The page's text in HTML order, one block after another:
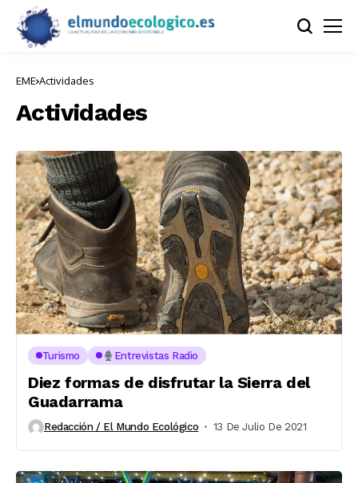
EME Actividades
Actividades
Turismo Entrevistas Radio
Diez formas de disfrutar la Sierra del
Guadarrama
Redacción / El Mundo Ecológico 13 De Julio De 2021